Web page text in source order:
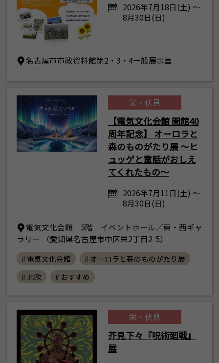
2026年7月18日(土) ～
8月30日(日)
名古屋市市政資料館第2・3・4一般展示室
栄・伏見
【電気文化会館 開館40
周年記念】 オーロラと
森のものがたり展 ～ヒ
ュッゲと童話がおしえ
てくれたもの～
2026年7月11日(土) ～
8月30日(日)
電気文化会館 5階 イベントホール／東・西ギャ
ラリー （愛知県名古屋市中区栄2丁目2-5）
# 電気文化会館
# オーロラと森のものがたり展
# 北欧
# おすすめ
栄・伏見
芥見下々『呪術廻戦』
展